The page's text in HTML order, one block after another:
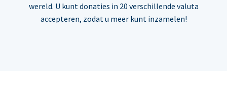
wereld. U kunt donaties in 20 verschillende valuta
accepteren, zodat u meer kunt inzamelen!